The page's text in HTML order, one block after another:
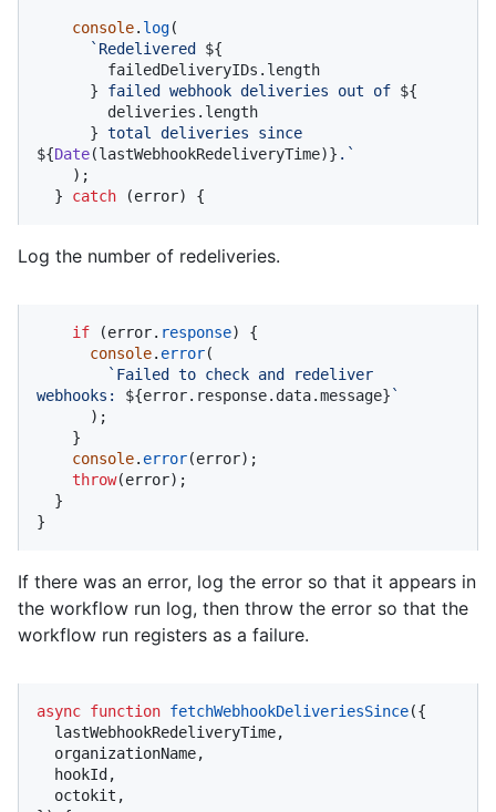
console. log(
`Redelivered ${
      }
failed webhook deliveries out of ${
      }
${Date(lastWebhookRedeliveryTime)} .`
  }
catch (error) {
Log the number of redeliveries.
if (error. response) {
console. error(
`Failed to check and redeliver
webhooks: ${error.response.data.message} `
console. error(error);
throw(error);
}
If there was an error, log the error so that it appears in
the workflow run log, then throw the error so that the
workflow run registers as a failure.
async function fetchWebhookDeliveriesSince({